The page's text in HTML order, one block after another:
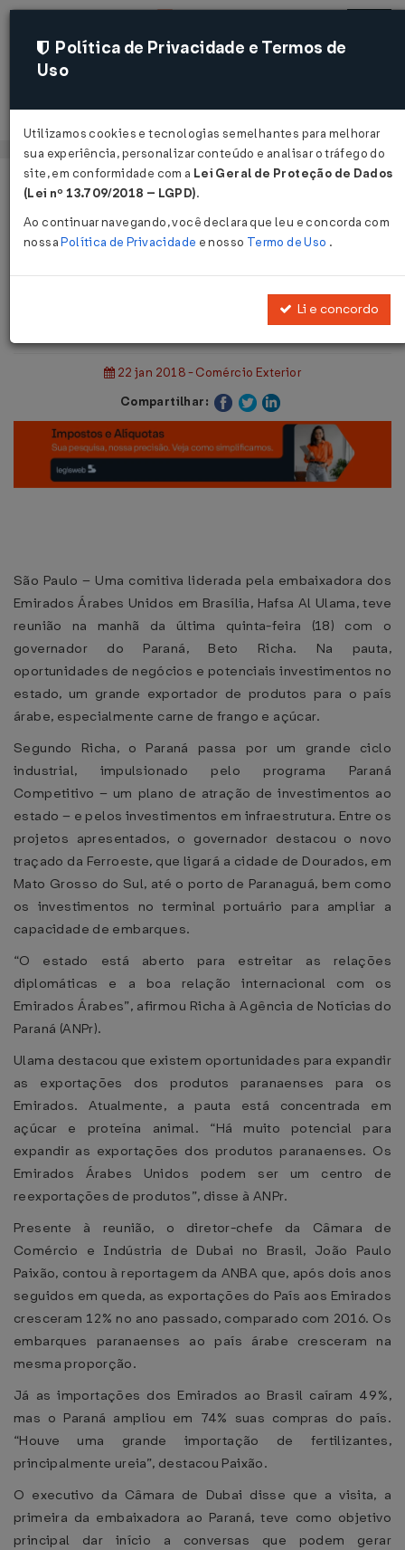
Acessar
Página Inicial
Notícias
Comitiva dos Emirados visita o
22 jan 2018 - Comércio Exterior
Compartilhar:
São Paulo – Uma comitiva liderada pela embaixadora dos
Emirados Árabes Unidos em Brasília, Hafsa Al Ulama, teve
reunião na manhã da última quinta-feira (18) com o
governador do Paraná, Beto Richa. Na pauta,
oportunidades de negócios e potenciais investimentos no
estado, um grande exportador de produtos para o país
árabe, especialmente carne de frango e açúcar.
Segundo Richa, o Paraná passa por um grande ciclo
industrial, impulsionado pelo programa Paraná
Competitivo – um plano de atração de investimentos ao
estado – e pelos investimentos em infraestrutura. Entre os
projetos apresentados, o governador destacou o novo
traçado da Ferroeste, que ligará a cidade de Dourados, em
Mato Grosso do Sul, até o porto de Paranaguá, bem como
os investimentos no terminal portuário para ampliar a
capacidade de embarques.
“O estado está aberto para estreitar as relações
diplomáticas e a boa relação internacional com os
Emirados Árabes”, afirmou Richa à Agência de Notícias do
Paraná (ANPr).
Ulama destacou que existem oportunidades para expandir
as exportações dos produtos paranaenses para os
Emirados. Atualmente, a pauta está concentrada em
açúcar e proteína animal. “Há muito potencial para
expandir as exportações dos produtos paranaenses. Os
Emirados Árabes Unidos podem ser um centro de
reexportações de produtos”, disse à ANPr.
Presente à reunião, o diretor-chefe da Câmara de
Comércio e Indústria de Dubai no Brasil, João Paulo
Paixão, contou à reportagem da ANBA que, após dois anos
seguidos em queda, as exportações do País aos Emirados
cresceram 12% no ano passado, comparado com 2016. Os
embarques paranaenses ao país árabe cresceram na
mesma proporção.
Já as importações dos Emirados ao Brasil caíram 49%,
mas o Paraná ampliou em 74% suas compras do país.
“Houve uma grande importação de fertilizantes,
principalmente ureia”, destacou Paixão.
O executivo da Câmara de Dubai disse que a visita, a
primeira da embaixadora ao Paraná, teve como objetivo
principal dar início a conversas que podem gerar
Política de Privacidade e Termos de
Uso
Utilizamos cookies e tecnologias semelhantes para melhorar
sua experiência, personalizar conteúdo e analisar o tráfego do
site, em conformidade com a Lei Geral de Proteção de Dados
(Lei nº 13.709/2018 – LGPD).
Ao continuar navegando, você declara que leu e concorda com
nossaPolítica de Privacidade e nosso Termo de Uso .
Li e concordo